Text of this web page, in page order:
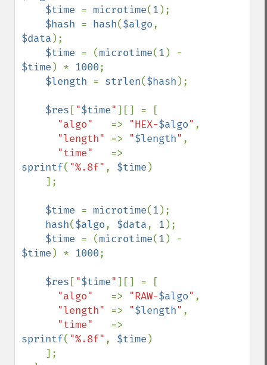
$time = microtime(1 );
$hash = hash($algo
$data );
$time = (microtime(1
$time ) * 1000;
$length = strlen($hash );
$res ["$time"][] = [
"algo" => "HEX-$algo" ,
"length" => "$length" ,
"time"
sprintf( "%.8f" , $time )
$time = microtime(1 );
hash($algo, $data, 1 );
$time = (microtime(1
$time ) * 1000;
$res ["$time"][] = [
"algo" => "RAW-$algo" ,
"length" => "$length" ,
"time"
sprintf( "%.8f" , $time )